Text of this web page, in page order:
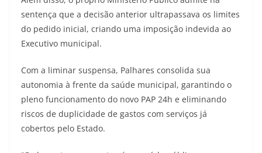
sentença que a decisão anterior ultrapassava os limites
do pedido inicial, criando uma imposição indevida ao
Executivo municipal.
Com a liminar suspensa, Palhares consolida sua
autonomia à frente da saúde municipal, garantindo o
pleno funcionamento do novo PAP 24h e eliminando
riscos de duplicidade de gastos com serviços já
cobertos pelo Estado.